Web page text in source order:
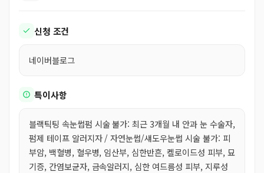
신청 조건
네이버블로그
특이사항
블랙틱팅 속눈썹펌 시술 불가: 최근 3개월 내 안과 눈 수술자,
펌제 테이프 알러지자 / 자연눈썹/섀도우눈썹 시술 불가: 피
부암, 백혈병, 혈우병, 임산부, 심한반흔, 켈로이드성 피부, 묘
기증, 간염보균자, 금속알러지, 심한 여드름성 피부, 지루성